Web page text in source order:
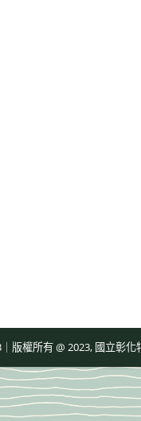
版權所有 @ 2023, 國立彰